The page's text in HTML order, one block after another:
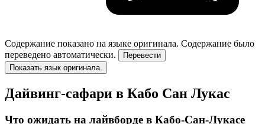
Содержание показано на языке оригинала. Содержание было
переведено автоматически.
Перевести
Показать язык оригинала.
Дайвинг-сафари в Кабо Сан Лукас
Что ожидать на лайвборде в Кабо-Сан-Лукасе